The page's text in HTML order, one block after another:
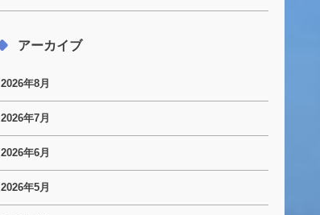
アーカイブ
2026年8月
2026年7月
2026年6月
2026年5月